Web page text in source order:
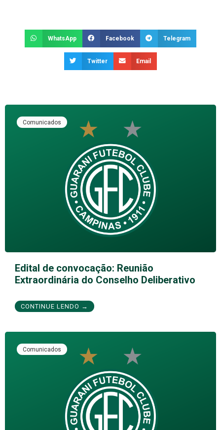
WhatsApp Facebook Telegram
Twitter Email
Comunicados
Edital de convocação: Reunião
Extraordinária do Conselho Deliberativo
CONTINUE LENDO →
Comunicados